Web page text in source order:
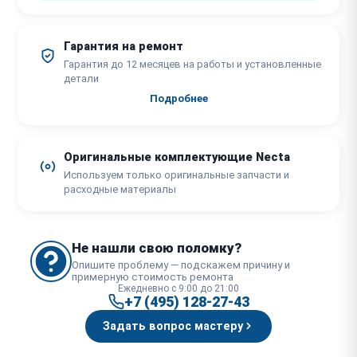
Гарантия на ремонт
Гарантия до 12 месяцев на работы и установленные
детали
Подробнее
Оригинальные комплектующие Necta
Используем только оригинальные запчасти и
расходные материалы
Не нашли свою поломку?
Опишите проблему — подскажем причину и
примерную стоимость ремонта
Ежедневно с 9:00 до 21:00
+7 (495) 128-27-43
Задать вопрос мастеру